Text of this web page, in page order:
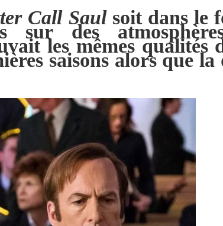
Call Saulsoit dans le
des
les mêmes qualités
saisons alors que